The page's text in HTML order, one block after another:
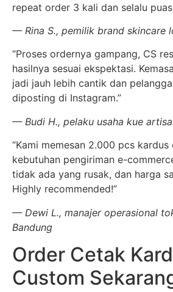
repeat order 3 kali dan selalu
— Rina S., pemilik brand skincare
“Proses ordernya gampang, CS
hasilnya sesuai ekspektasi.
jadi jauh lebih cantik dan
diposting di Instagram.”
— Budi H., pelaku usaha kue
“Kami memesan 2.000 pcs
kebutuhan pengiriman e-
tidak ada yang rusak, dan harga
Highly recommended!”
— Dewi L., manajer operasional
Bandung
Order Cetak
Custom